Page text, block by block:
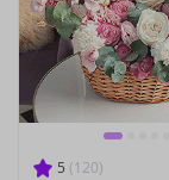
5 (120)